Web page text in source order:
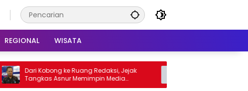
REGIONAL WISATA
Dari Kobong ke Ruang Redaksi, Jejak
Tangkas Asnur Memimpin Media
Sumedang Ekspres
Perbaikan Jalur